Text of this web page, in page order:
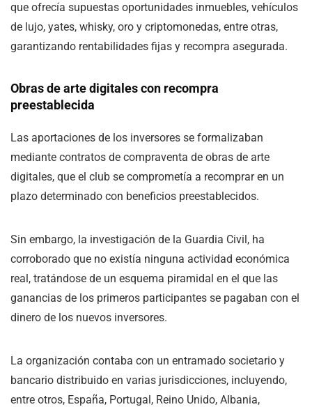
que ofrecía supuestas oportunidades inmuebles, vehículos
de lujo, yates, whisky, oro y criptomonedas, entre otras,
garantizando rentabilidades fijas y recompra asegurada.
Obras de arte digitales con recompra
preestablecida
Las aportaciones de los inversores se formalizaban
mediante contratos de compraventa de obras de arte
digitales, que el club se comprometía a recomprar en un
plazo determinado con beneficios preestablecidos.
Sin embargo, la investigación de la Guardia Civil, ha
corroborado que no existía ninguna actividad económica
real, tratándose de un esquema piramidal en el que las
ganancias de los primeros participantes se pagaban con el
dinero de los nuevos inversores.
La organización contaba con un entramado societario y
bancario distribuido en varias jurisdicciones, incluyendo,
entre otros, España, Portugal, Reino Unido, Albania,